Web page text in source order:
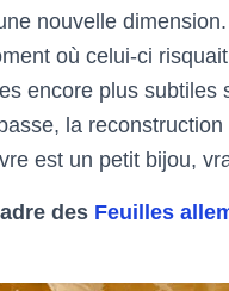
nouvelle
où celui-ci
encore plus subtiles
la
est un petit bijou,
des Feuilles